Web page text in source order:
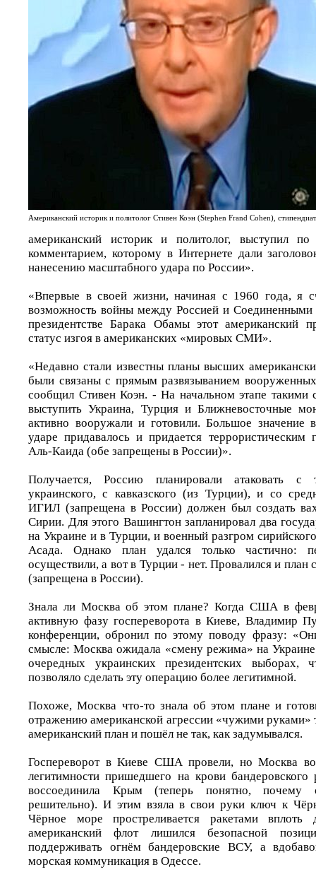
Американский историк и политолог Стивен Коэн (Stephen Frand Cohen),
американский историк и политолог, выступил
комментарием, которому в Интернете дали
нанесению масштабного удара по России».
«Впервые в своей жизни, начиная с 1960 года, я
возможность войны между Россией и
президентстве Барака Обамы этот американский
статус изгоя в американских «мировых СМИ».
«Недавно стали известны планы высших
были связаны с прямым развязыванием
сообщил Стивен Коэн. - На начальном этапе
выступить Украина, Турция и Ближневосточные
активно вооружали и готовили. Большое значение
ударе придавалось и придается
Аль-Каида (обе запрещены в России)».
Получается, Россию планировали атаковать с
украинского, с кавказского (из Турции), и со
ИГИЛ (запрещена в России) должен был создать
Сирии. Для этого Вашингтон запланировал два
на Украине и в Турции, и военный разгром
Асада. Однако план удался только частично:
осуществили, а вот в Турции - нет. Провалился и
(запрещена в России).
Знала ли Москва об этом плане? Когда США в
активную фазу госпереворота в Киеве, Владимир
конференции, обронил по этому поводу фразу:
смысле: Москва ожидала «смену режима» на Украине
очередных украинских президентских выборах,
позволяло сделать эту операцию более легитимной.
Похоже, Москва что-то знала об этом плане и
отражению американской агрессии «чужими руками»
американский план и пошёл не так, как задумывался.
Госпереворот в Киеве США провели, но Москва
легитимности пришедшего на крови
воссоединила Крым (теперь понятно, почему
решительно). И этим взяла в свои руки ключ к
Чёрное море простреливается ракетами
американский флот лишился безопасной
поддерживать огнём бандеровские ВСУ, а
морская коммуникация в Одессе.